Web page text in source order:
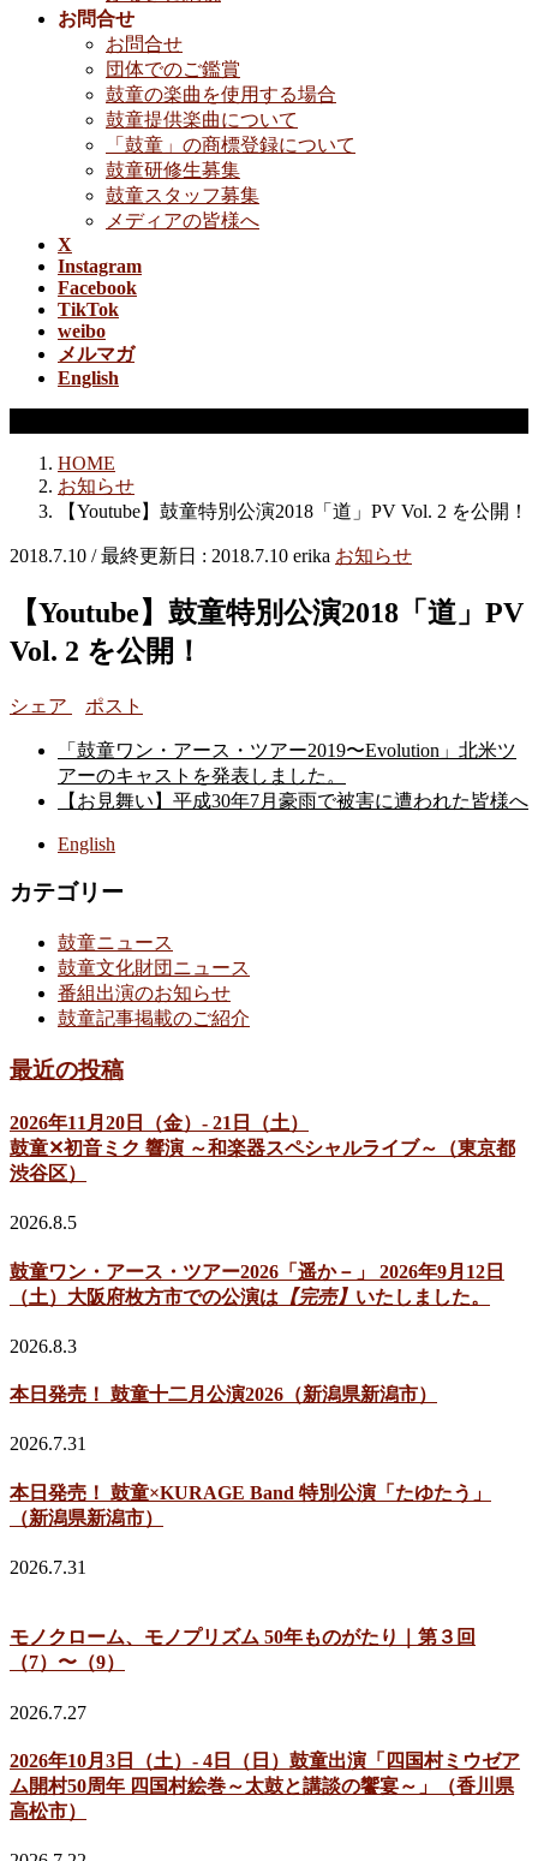
お問合せ
お問合せ
団体でのご鑑賞
鼓童の楽曲を使用する場合
鼓童提供楽曲について
「鼓童」の商標登録について
鼓童研修生募集
鼓童スタッフ募集
メディアの皆様へ
X
Instagram
Facebook
TikTok
weibo
メルマガ
English
HOME
お知らせ
【Youtube】鼓童特別公演2018「道」PV Vol. 2 を公開！
2018.7.10 / 最終更新日 : 2018.7.10 erika お知らせ
【Youtube】鼓童特別公演2018「道」PV
Vol. 2 を公開！
シェア ポスト
「鼓童ワン・アース・ツアー2019〜Evolution」北米ツ
アーのキャストを発表しました。
【お見舞い】平成30年7月豪雨で被害に遭われた皆様へ
English
カテゴリー
鼓童ニュース
鼓童文化財団ニュース
番組出演のお知らせ
鼓童記事掲載のご紹介
最近の投稿
2026年11月20日（金）- 21日（土）
鼓童✕初音ミク 響演 ～和楽器スペシャルライブ～（東京都
渋谷区）
2026.8.5
鼓童ワン・アース・ツアー2026「遥か－」 2026年9月12日
（土）大阪府枚方市での公演は 【完売】 いたしました。
2026.8.3
本日発売！ 鼓童十二月公演2026（新潟県新潟市）
2026.7.31
本日発売！ 鼓童×KURAGE Band 特別公演「たゆたう」
（新潟県新潟市）
2026.7.31
モノクローム、モノプリズム 50年ものがたり｜第３回
（7）〜（9）
2026.7.27
2026年10月3日（土）- 4日（日）鼓童出演「四国村ミウゼア
ム開村50周年 四国村絵巻～太鼓と講談の饗宴～」（香川県
高松市）